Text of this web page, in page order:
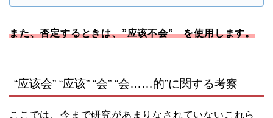
また、否定するときは、”应该不会” を使用します。
“应该会” “应该” “会” “会……的”に関する考察
ここでは、今まで研究があまりなされていないこれら